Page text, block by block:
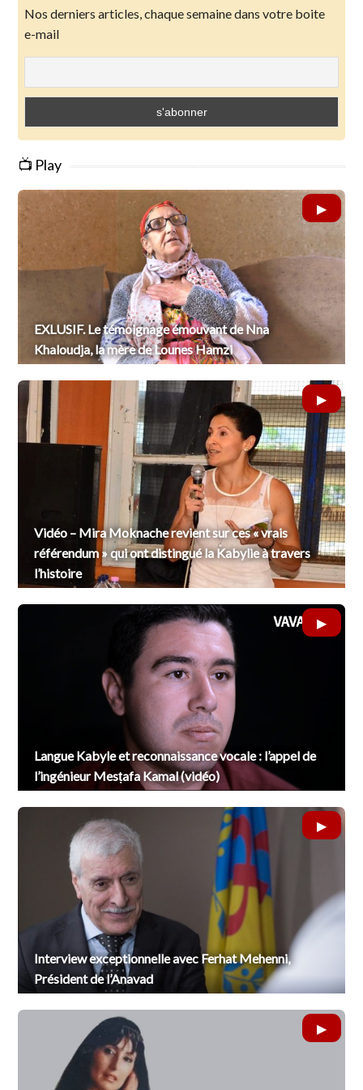
Nos derniers articles, chaque semaine dans votre boite
e-mail
📺 Play
EXLUSIF. Le témoignage émouvant de Nna
Khaloudja, la mère de Lounes Hamzi
Vidéo – Mira Moknache revient sur ces « vrais
référendum » qui ont distingué la Kabylie à travers
l’histoire
Langue Kabyle et reconnaissance vocale : l’appel de
l’ingénieur Mesṭafa Kamal (vidéo)
Interview exceptionnelle avec Ferhat Mehenni,
Président de l’Anavad